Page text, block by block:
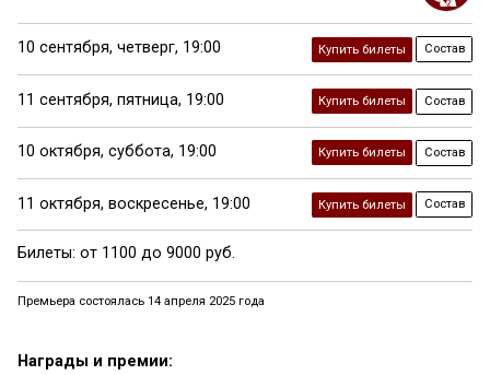
10 сентября, четверг, 19:00 Купить билеты Состав
11 сентября, пятница, 19:00 Купить билеты Состав
10 октября, суббота, 19:00 Купить билеты Состав
11 октября, воскресенье, 19:00 Купить билеты Состав
Билеты: от 1100 до 9000 руб.
Премьера состоялась 14 апреля 2025 года
Награды и премии: